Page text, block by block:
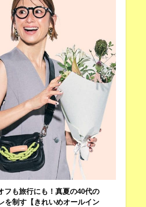
フも旅行にも！真夏の40代の
を制す【きれいめオールイン